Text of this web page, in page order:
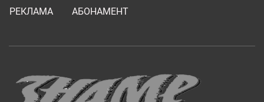
РЕКЛАМА
АБОНАМЕНТ